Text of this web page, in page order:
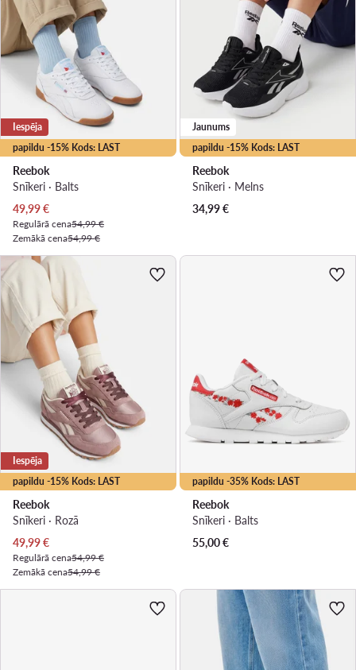
papildu -15% Kods: LAST
Iespēja
Reebok
Snīkeri · Balts
Pašreizējā cena
49,99€
Regulārā cena54,99 €
Zemākā cena54,99 €
papildu -15% Kods: LAST
Jaunums
Reebok
Snīkeri · Melns
34,99€
papildu -15% Kods: LAST
Iespēja
Reebok
Snīkeri · Rozā
Pašreizējā cena
49,99€
Regulārā cena54,99 €
Zemākā cena54,99 €
papildu -35% Kods: LAST
Reebok
Snīkeri · Balts
55,00€